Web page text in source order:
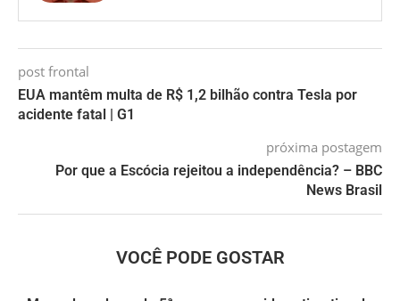
post frontal
EUA mantêm multa de R$ 1,2 bilhão contra Tesla por
acidente fatal | G1
próxima postagem
Por que a Escócia rejeitou a independência? – BBC
News Brasil
VOCÊ PODE GOSTAR